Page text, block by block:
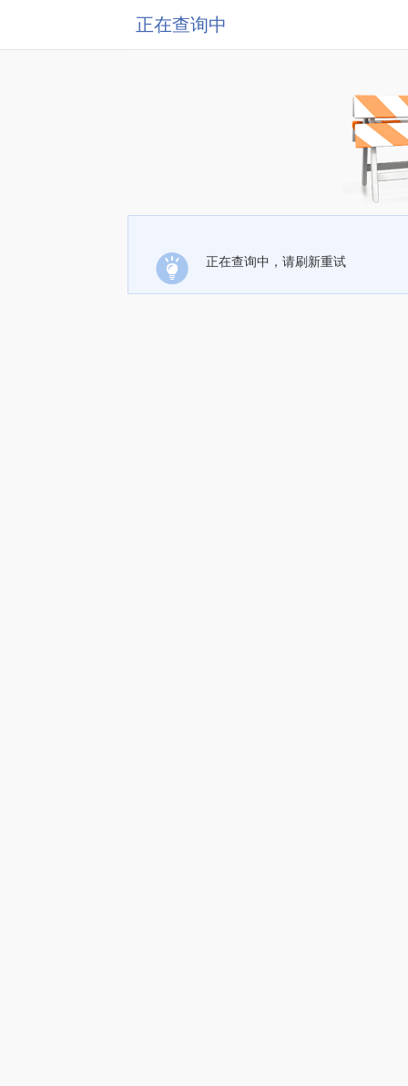
正在查询中
正在查询中，请刷新重试